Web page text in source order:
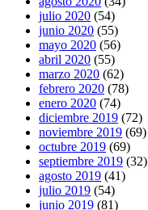
julio 2020 (54)
junio 2020 (55)
mayo 2020 (56)
abril 2020 (55)
marzo 2020 (62)
febrero 2020 (78)
enero 2020 (74)
diciembre 2019 (72)
noviembre 2019 (69)
octubre 2019 (69)
septiembre 2019 (32)
agosto 2019 (41)
julio 2019 (54)
junio 2019 (81)